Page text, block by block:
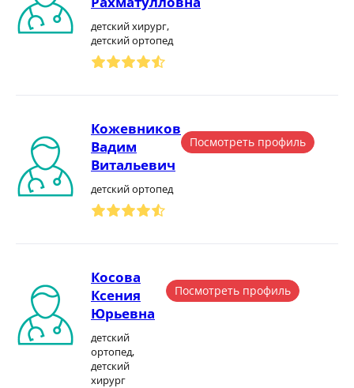
детский хирург,
детский ортопед
Кожевников
Вадим
Витальевич
детский ортопед
Посмотреть профиль
Косова
Ксения
Юрьевна
детский
ортопед,
детский
хирург
Посмотреть профиль